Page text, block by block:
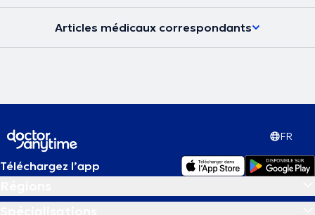
Articles médicaux correspondants
FR
Téléchargez l’app